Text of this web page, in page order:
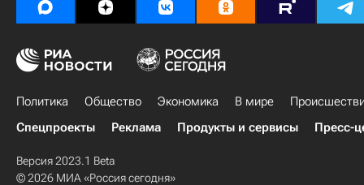
Политика Общество Экономика В мире
Спецпроекты
Реклама Продукты и сервисы Пресс-
Версия 2023.1 Beta
© 2026 МИА «Россия сегодня»